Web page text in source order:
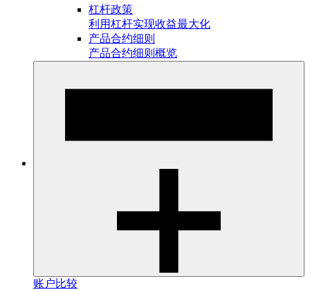
杠杆政策
利用杠杆实现收益最大化
产品合约细则
产品合约细则概览
账户比较